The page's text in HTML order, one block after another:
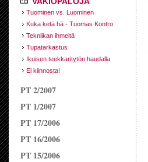
Tuominen vs. Luominen
Kuka ketä hä - Tuomas Kontro
Tekniikan ihmeitä
Tupatarkastus
Ikuisen teekkaritytön haudalla
Ei kiinnosta!
PT 2/2007
PT 1/2007
PT 17/2006
PT 16/2006
PT 15/2006